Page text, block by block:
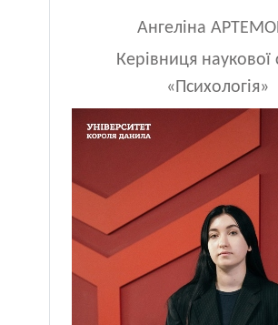
Ангеліна
Керівниця наукової
«Психологія»